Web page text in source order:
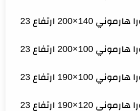
سعر مرتبة الدورا هارموني 140×200 ارتفاع 23
سعر مرتبة الدورا هارموني 100×200 ارتفاع 23
سعر مرتبة الدورا هارموني 100×190 ارتفاع 23
سعر مرتبة الدورا هارموني 120×190 ارتفاع 23